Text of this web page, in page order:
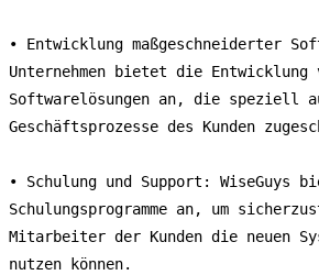
• Entwicklung maßgeschneiderter
Unternehmen bietet die Entwicklung
Softwarelösungen an, die speziell
Geschäftsprozesse des Kunden
• Schulung und Support: WiseGuys
Schulungsprogramme an, um
Mitarbeiter der Kunden die neuen
nutzen können.